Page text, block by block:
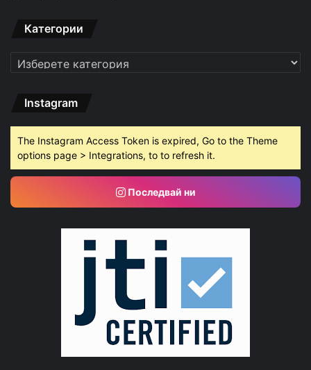
Категории
Категории
Instagram
The Instagram Access Token is expired, Go to the Theme
options page > Integrations, to to refresh it.
Последвай ни